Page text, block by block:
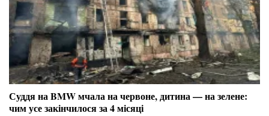
Суддя на BMW мчала на червоне, дитина — на зелене:
чим усе закінчилося за 4 місяці